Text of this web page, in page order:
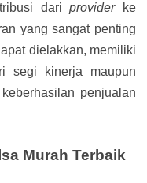
dariproviderke
yang sangat penting
dielakkan, memiliki
segi kinerja maupun
penjualan
Murah Terbaik